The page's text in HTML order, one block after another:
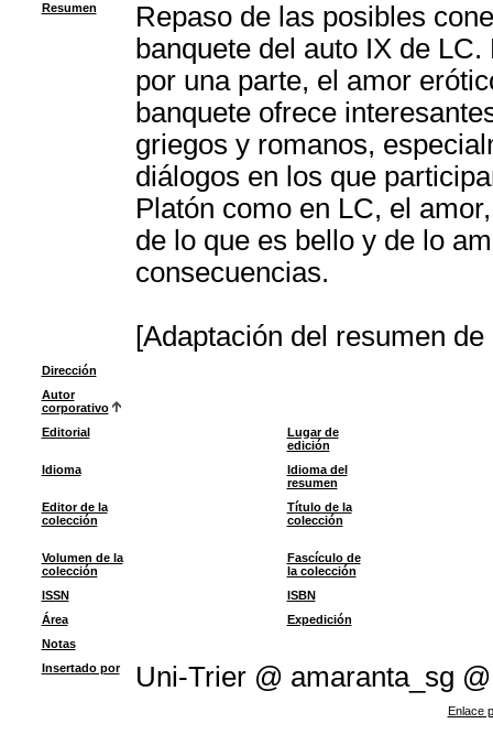
Resumen
Repaso de las posibles
banquete del auto IX de
por una parte, el amor
banquete ofrece
griegos y romanos,
diálogos en los que
Platón como en LC, el
de lo que es bello y de lo
consecuencias.
[Adaptación del resumen de
Dirección
Autor
corporativo
Editorial
Lugar de
edición
Idioma
Idioma del
resumen
Editor de la
colección
Título de la
colección
Volumen de la
colección
Fascículo de
la colección
ISSN
ISBN
Área
Expedición
Notas
Insertado por
Uni-Trier @ amaranta_sg @
Enlace